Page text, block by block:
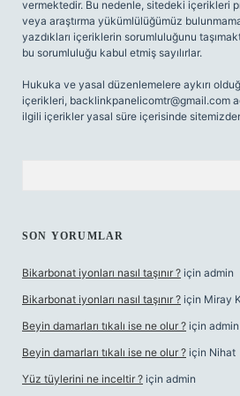
vermektedir. Bu nedenle, sitedeki içerikleri
veya araştırma yükümlülüğümüz
yazdıkları içeriklerin sorumluluğunu
bu sorumluluğu kabul etmiş sayılırlar.
Hukuka ve yasal düzenlemelere aykırı
içerikleri, backlinkpanelicomtr@gmail.com
ilgili içerikler yasal süre içerisinde sitemizden
SON YORUMLAR
Bikarbonat iyonları nasıl taşınır ? için admin
Bikarbonat iyonları nasıl taşınır ? için Miray
Beyin damarları tıkalı ise ne olur ? için admin
Beyin damarları tıkalı ise ne olur ? için Nihat
Yüz tüylerini ne inceltir ? için admin